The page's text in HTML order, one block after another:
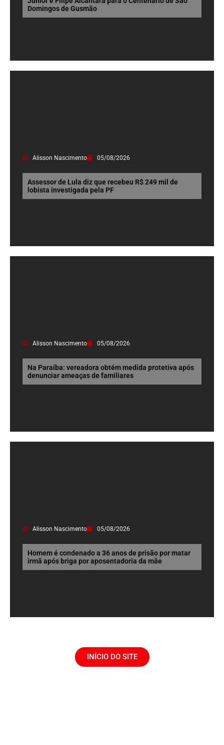
Domingos de Gusmão
Alisson Nascimento 05/08/2026
Assessor de Lula diz que recebeu R$ 249 mil de
lobista investigada pela PF
Alisson Nascimento 05/08/2026
Na Paraíba: vereadora obtém medida protetiva após
denunciar ameaças de familiares
Alisson Nascimento 05/08/2026
Homem é condenado a 36 anos de prisão por matar
irmã após briga por aposentadoria da mãe
INÍCIO DO SITE